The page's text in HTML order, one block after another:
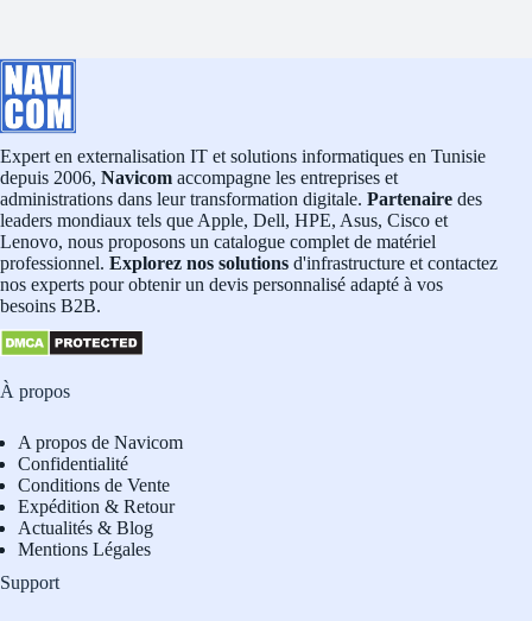
Expert en externalisation IT et solutions informatiques en Tunisie
depuis 2006, Navicom accompagne les entreprises et
administrations dans leur transformation digitale. Partenaire des
leaders mondiaux tels que Apple, Dell, HPE, Asus, Cisco et
Lenovo, nous proposons un catalogue complet de matériel
professionnel. Explorez nos solutions d'infrastructure et contactez
nos experts pour obtenir un devis personnalisé adapté à vos
besoins B2B.
À propos
A propos de Navicom
Confidentialité
Conditions de Vente
Expédition & Retour
Actualités & Blog
Mentions Légales
Support